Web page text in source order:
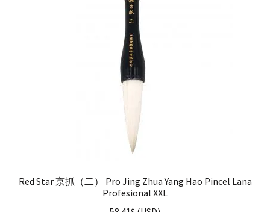
Red Star 京抓（二） Pro Jing Zhua Yang Hao Pincel Lana
Profesional XXL